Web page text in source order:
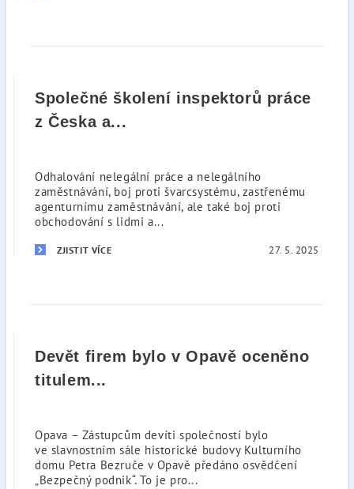
Společné školení inspektorů práce
z Česka a...
Odhalování nelegální práce a nelegálního
zaměstnávání, boj proti švarcsystému, zastřenému
agenturnímu zaměstnávání, ale také boj proti
obchodování s lidmi a...
ZJISTIT VÍCE 27. 5. 2025
Devět firem bylo v Opavě oceněno
titulem...
Opava – Zástupcům devíti společností bylo
ve slavnostním sále historické budovy Kulturního
domu Petra Bezruče v Opavě předáno osvědčení
„Bezpečný podnik“. To je pro...